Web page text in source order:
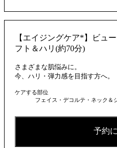
【エイジングケア*】ビュ
フト＆ハリ(約70分)
さまざまな肌悩みに。
今、ハリ・弾力感を目指す方へ。
ケアする部位
フェイス・デコルテ・ネック＆
予約